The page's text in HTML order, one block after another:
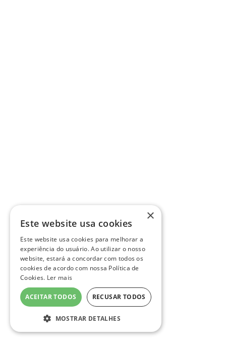
×
Este website usa cookies
Este website usa cookies para melhorar a
experiência do usuário. Ao utilizar o nosso
website, estará a concordar com todos os
cookies de acordo com nossa Política de
Cookies. Ler mais
ACEITAR TODOS RECUSAR TODOS
MOSTRAR DETALHES